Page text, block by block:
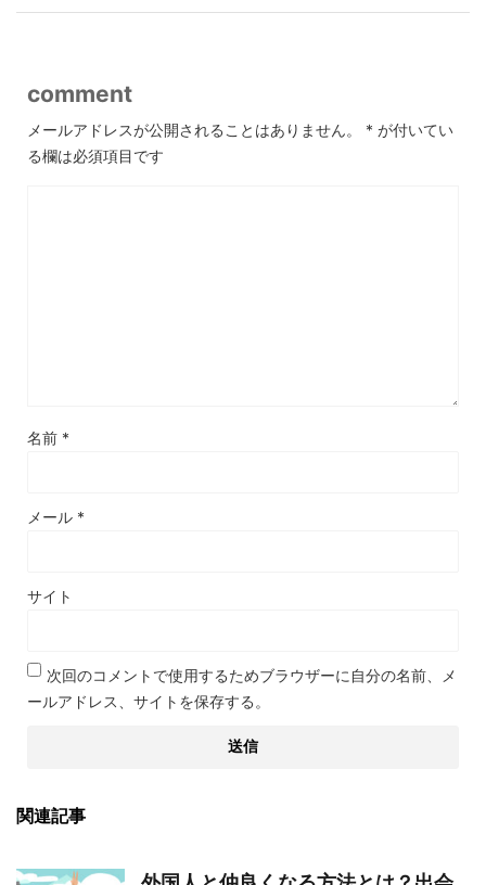
comment
メールアドレスが公開されることはありません。 * が付いてい
る欄は必須項目です
名前 *
メール *
サイト
次回のコメントで使用するためブラウザーに自分の名前、メ
ールアドレス、サイトを保存する。
関連記事